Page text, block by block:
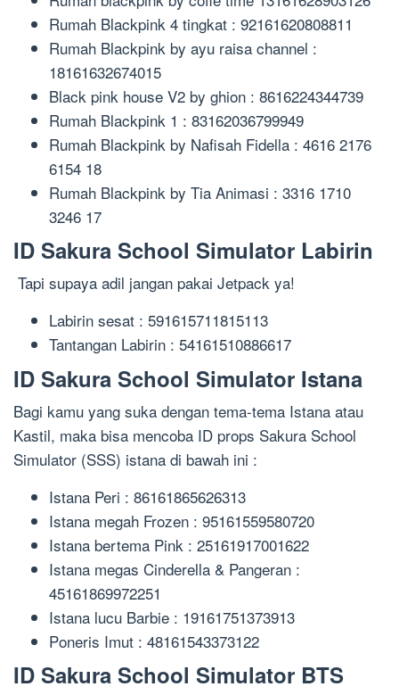
Rumah Blackpink 4 tingkat : 92161620808811
Rumah Blackpink by ayu raisa channel :
18161632674015
Black pink house V2 by ghion : 8616224344739
Rumah Blackpink 1 : 83162036799949
Rumah Blackpink by Nafisah Fidella : 4616 2176
6154 18
Rumah Blackpink by Tia Animasi : 3316 1710
3246 17
ID Sakura School Simulator Labirin
Tapi supaya adil jangan pakai Jetpack ya!
Labirin sesat : 591615711815113
Tantangan Labirin : 54161510886617
ID Sakura School Simulator Istana
Bagi kamu yang suka dengan tema-tema Istana atau
Kastil, maka bisa mencoba ID props Sakura School
Simulator (SSS) istana di bawah ini :
Istana Peri : 86161865626313
Istana megah Frozen : 95161559580720
Istana bertema Pink : 25161917001622
Istana megas Cinderella & Pangeran :
45161869972251
Istana lucu Barbie : 19161751373913
Poneris Imut : 48161543373122
ID Sakura School Simulator BTS